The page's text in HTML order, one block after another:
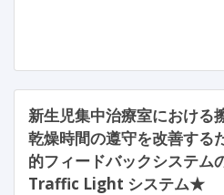
新生児集中治療室における
乾燥時間の遵守を改善する
的フィードバックシステ
Traffic Light システム★